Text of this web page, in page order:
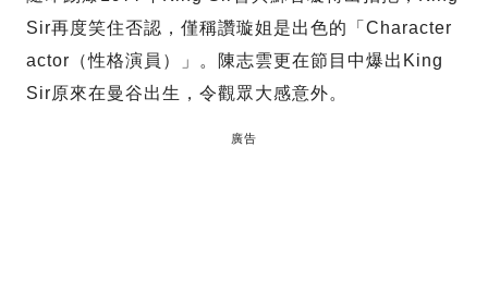
Sir再度笑住否認，僅稱讚璇姐是出色的「Character
actor（性格演員）」。陳志雲更在節目中爆出King
Sir原來在曼谷出生，令觀眾大感意外。
廣告